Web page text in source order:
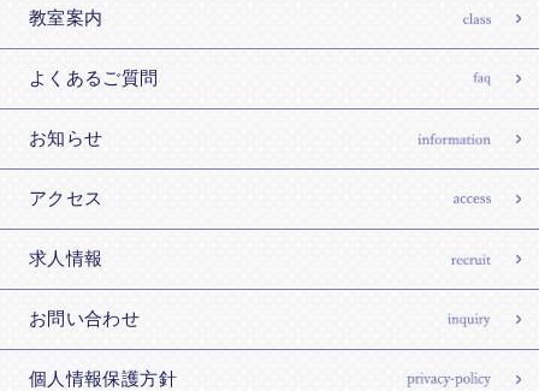
教室案内
よくあるご質問
お知らせ
アクセス
求人情報
お問い合わせ
個人情報保護方針